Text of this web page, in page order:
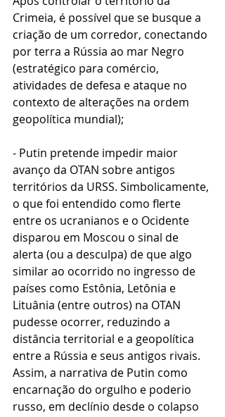
Crimeia, é possível que se busque a
criação de um corredor, conectando
por terra a Rússia ao mar Negro
(estratégico para comércio,
atividades de defesa e ataque no
contexto de alterações na ordem
geopolítica mundial);
- Putin pretende impedir maior
avanço da OTAN sobre antigos
territórios da URSS. Simbolicamente,
o que foi entendido como flerte
entre os ucranianos e o Ocidente
disparou em Moscou o sinal de
alerta (ou a desculpa) de que algo
similar ao ocorrido no ingresso de
países como Estônia, Letônia e
Lituânia (entre outros) na OTAN
pudesse ocorrer, reduzindo a
distância territorial e a geopolítica
entre a Rússia e seus antigos rivais.
Assim, a narrativa de Putin como
encarnação do orgulho e poderio
russo, em declínio desde o colapso